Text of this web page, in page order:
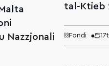
Nazzjonali
tal-Ktieb
Fondi